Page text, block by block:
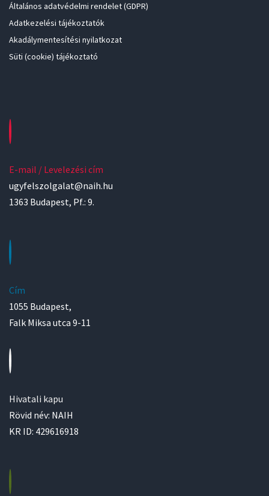
Általános adatvédelmi rendelet (GDPR)
Adatkezelési tájékoztatók
Akadálymentesítési nyilatkozat
Süti (cookie) tájékoztató
E-mail / Levelezési cím
ugyfelszolgalat@naih.hu
1363 Budapest, Pf.: 9.
Cím
1055 Budapest,
Falk Miksa utca 9-11
Hivatali kapu
Rövid név: NAIH
KR ID: 429616918